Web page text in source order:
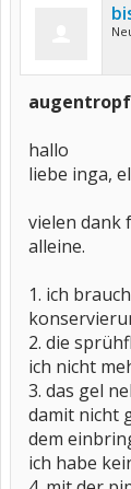
hallo
liebe inga,
vielen dank
alleine.
1. ich
2. die
ich nicht
3. das gel
damit nicht
dem
ich habe